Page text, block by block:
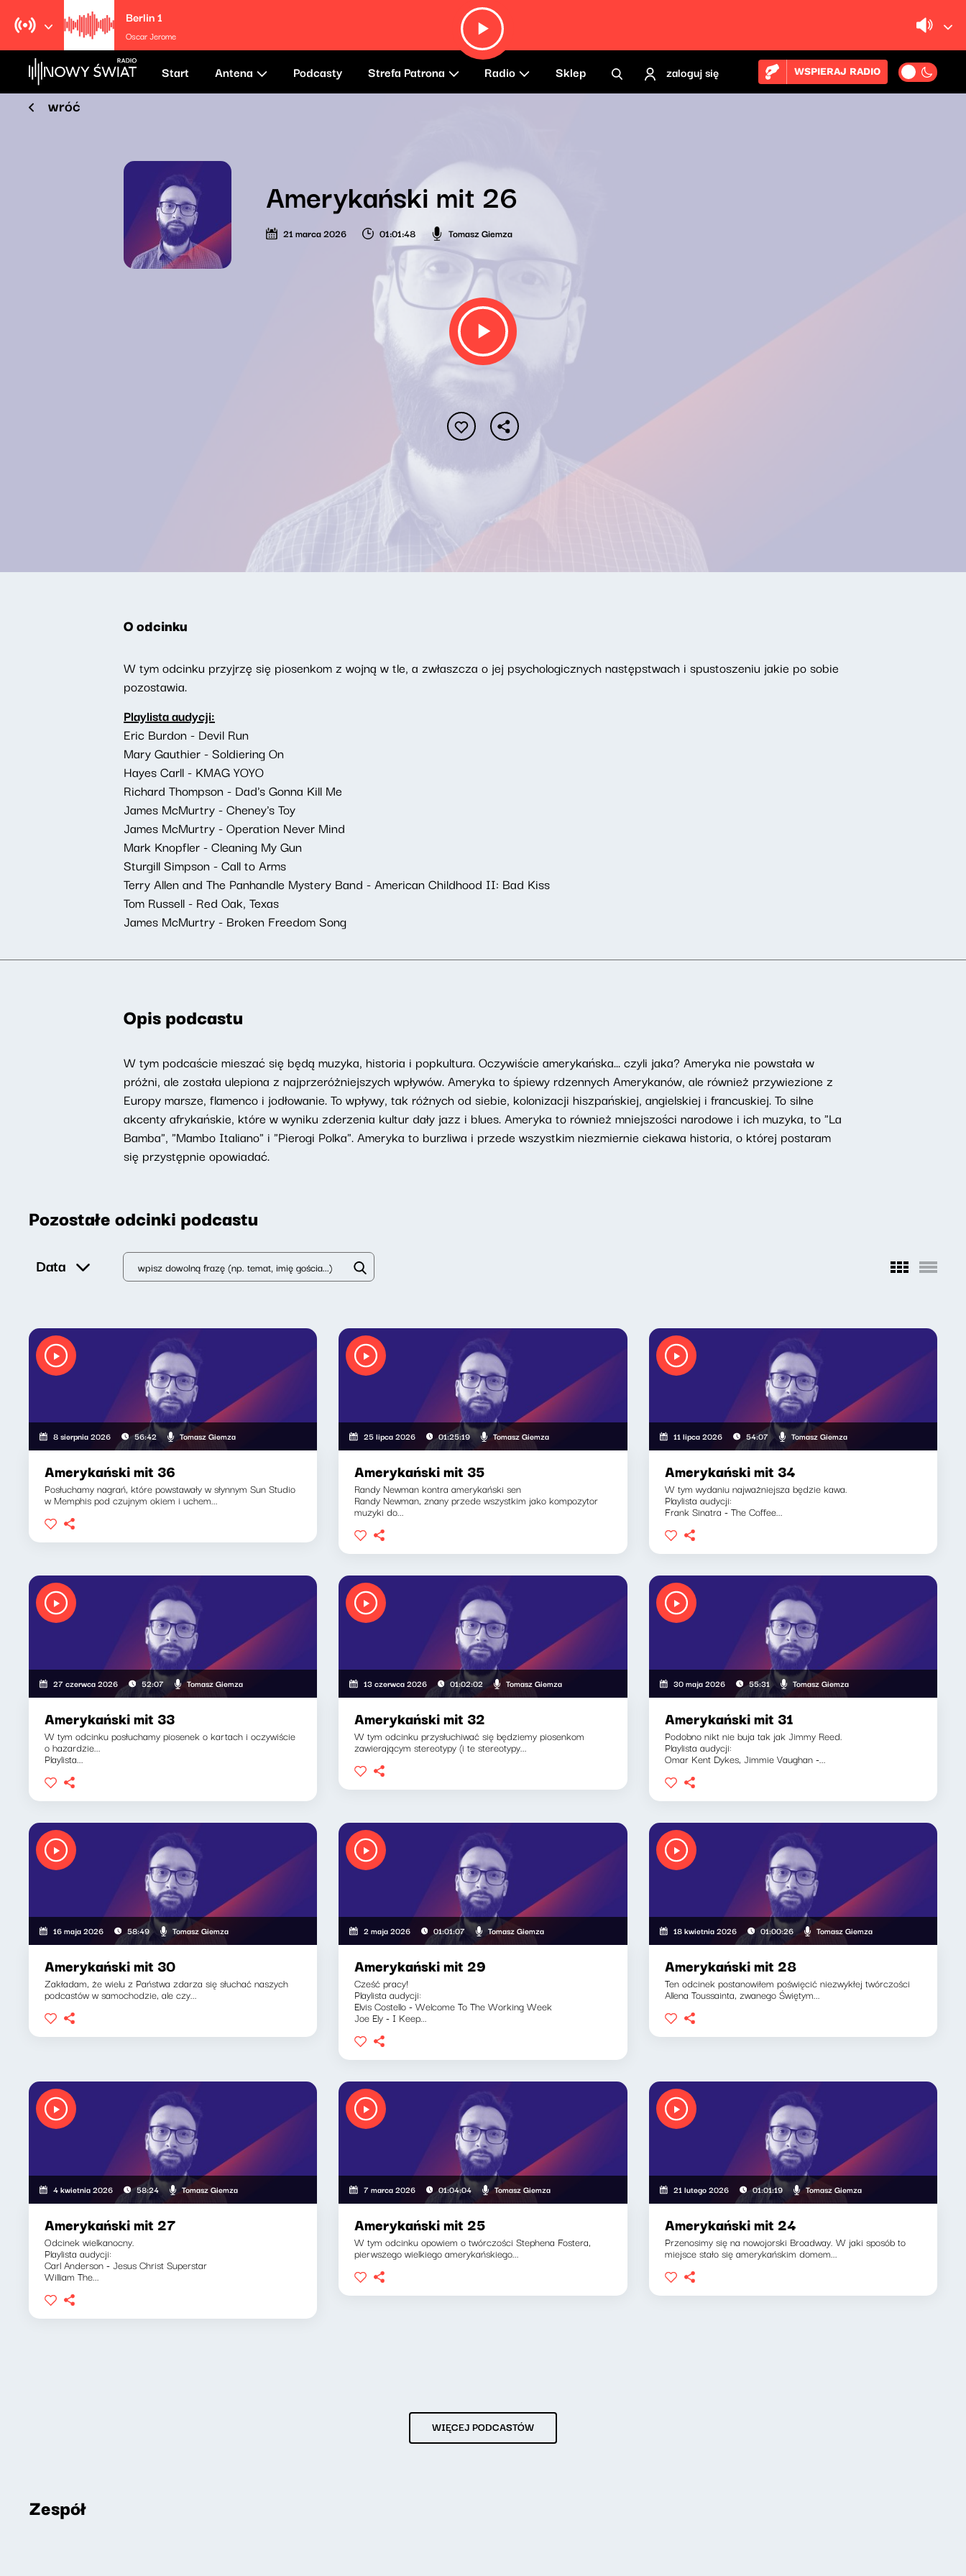
Berlin 1
Oscar Jerome
Start Antena Podcasty Strefa Patrona Radio Sklep zaloguj się WSPIERAJ RADIO
wróć
Amerykański mit 26
21 marca 2026 01:01:48 Tomasz Giemza
O odcinku
W tym odcinku przyjrzę się piosenkom z wojną w tle, a zwłaszcza o jej psychologicznych następstwach i spustoszeniu jakie po sobie
pozostawia.
Playlista audycji:
Eric Burdon - Devil Run
Mary Gauthier - Soldiering On
Hayes Carll - KMAG YOYO
Richard Thompson - Dad's Gonna Kill Me
James McMurtry - Cheney's Toy
James McMurtry - Operation Never Mind
Mark Knopfler - Cleaning My Gun
Sturgill Simpson - Call to Arms
Terry Allen and The Panhandle Mystery Band - American Childhood II: Bad Kiss
Tom Russell - Red Oak, Texas
James McMurtry - Broken Freedom Song
Opis podcastu
W tym podcaście mieszać się będą muzyka, historia i popkultura. Oczywiście amerykańska... czyli jaka? Ameryka nie powstała w
próżni, ale została ulepiona z najprzeróżniejszych wpływów. Ameryka to śpiewy rdzennych Amerykanów, ale również przywiezione z
Europy marsze, flamenco i jodłowanie. To wpływy, tak różnych od siebie, kolonizacji hiszpańskiej, angielskiej i francuskiej. To silne
akcenty afrykańskie, które w wyniku zderzenia kultur dały jazz i blues. Ameryka to również mniejszości narodowe i ich muzyka, to "La
Bamba", "Mambo Italiano" i "Pierogi Polka". Ameryka to burzliwa i przede wszystkim niezmiernie ciekawa historia, o której postaram
się przystępnie opowiadać.
Pozostałe odcinki podcastu
Data
8 sierpnia 2026 56:42 Tomasz Giemza
Amerykański mit 36
Posłuchamy nagrań, które powstawały w słynnym Sun Studio
w Memphis pod czujnym okiem i uchem...
25 lipca 2026 01:25:19 Tomasz Giemza
Amerykański mit 35
Randy Newman kontra amerykański sen
Randy Newman, znany przede wszystkim jako kompozytor
muzyki do...
11 lipca 2026 54:07 Tomasz Giemza
Amerykański mit 34
W tym wydaniu najważniejsza będzie kawa.
Playlista audycji:
Frank Sinatra - The Coffee...
27 czerwca 2026 52:07 Tomasz Giemza
Amerykański mit 33
W tym odcinku posłuchamy piosenek o kartach i oczywiście
o hazardzie...
Playlista...
13 czerwca 2026 01:02:02 Tomasz Giemza
Amerykański mit 32
W tym odcinku przysłuchiwać się będziemy piosenkom
zawierającym stereotypy (i te stereotypy...
30 maja 2026 55:31 Tomasz Giemza
Amerykański mit 31
Podobno nikt nie buja tak jak Jimmy Reed.
Playlista audycji:
Omar Kent Dykes, Jimmie Vaughan -...
16 maja 2026 58:49 Tomasz Giemza
Amerykański mit 30
Zakładam, że wielu z Państwa zdarza się słuchać naszych
podcastów w samochodzie, ale czy...
2 maja 2026 01:01:07 Tomasz Giemza
Amerykański mit 29
Cześć pracy!
Playlista audycji:
Elvis Costello - Welcome To The Working Week
Joe Ely - I Keep...
18 kwietnia 2026 01:00:26 Tomasz Giemza
Amerykański mit 28
Ten odcinek postanowiłem poświęcić niezwykłej twórczości
Allena Toussainta, zwanego Świętym...
4 kwietnia 2026 58:24 Tomasz Giemza
Amerykański mit 27
Odcinek wielkanocny.
Playlista audycji:
Carl Anderson - Jesus Christ Superstar
William The...
7 marca 2026 01:04:04 Tomasz Giemza
Amerykański mit 25
W tym odcinku opowiem o twórczości Stephena Fostera,
pierwszego wielkiego amerykańskiego...
21 lutego 2026 01:01:19 Tomasz Giemza
Amerykański mit 24
Przenosimy się na nowojorski Broadway. W jaki sposób to
miejsce stało się amerykańskim domem...
WIĘCEJ PODCASTÓW
Zespół